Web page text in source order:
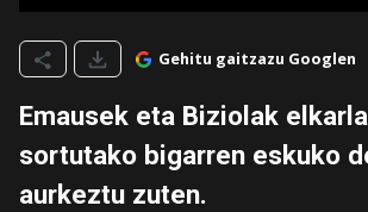
Gehitu gaitzazu Googlen
Emausek eta Biziolak
sortutako bigarren eskuko
aurkeztu zuten.